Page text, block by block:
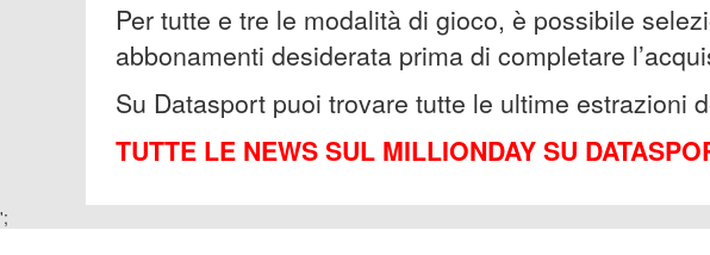
Per tutte e tre le modalità di gioco, è possibile
abbonamenti desiderata prima di completare
Su Datasport puoi trovare tutte le ultime estrazioni
TUTTE LE NEWS SUL MILLIONDAY SU
';